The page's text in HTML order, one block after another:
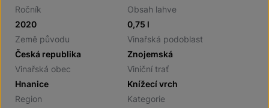
Ročník
2020
Obsah lahve
0,75 l
Země původu
Česká republika
Vinařská podoblast
Znojemská
Vinařská obec
Hnanice
Viniční trať
Knížecí vrch
Region
Kategorie